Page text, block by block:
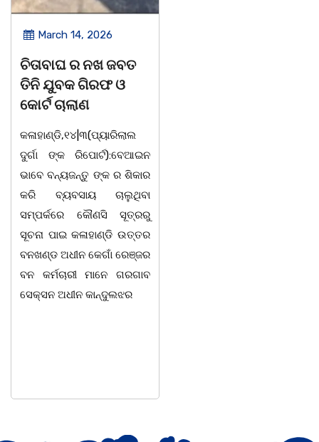
March 14, 2026
ଚିତାବାଘ ର ନଖ ଜବତ
ତିନି ଯୁବକ ଗିରଫ ଓ
କୋର୍ଟ ଚାଲାଣ
କଳାହାଣ୍ଡି,୧୪|୩(ପ୍ୟାରିଲାଲ
ଦୁର୍ଗା ଙ୍କ ରିପୋର୍ଟ):ବେଆଇନ
ଭାବେ ବନ୍ୟଜନ୍ତୁ ଙ୍କ ର ଶିକାର
କରି ବ୍ୟବସାୟ ଚାଲୁଥିବା
ସମ୍ପର୍କରେ କୌଣସି ସୂତ୍ରରୁ
ସୂଚନା ପାଇ କଳାହାଣ୍ଡି ଉତ୍ତର
ବନଖଣ୍ଡ ଅଧୀନ କେଗାଁ ରେଞ୍ଜର
ବନ କର୍ମଚାରୀ ମାନେ ଗରଗାବ
ସେକ୍ସନ ଅଧୀନ କାନ୍ଦୁଲଝର